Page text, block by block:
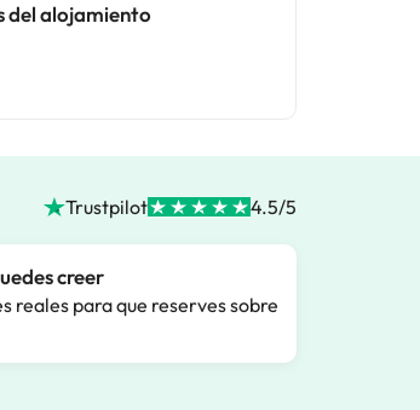
del alojamiento
Trustpilot 4.5/5
creer
reales para que reserves sobre